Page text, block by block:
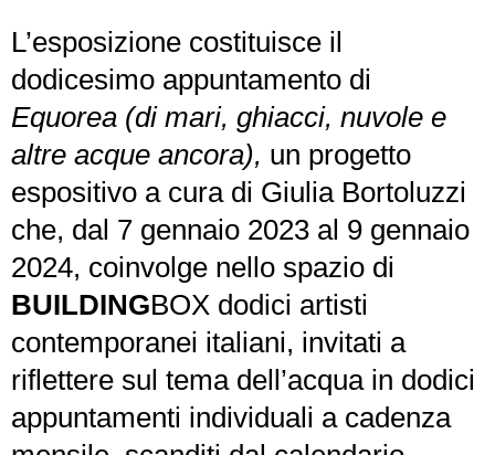
L’esposizione costituisce il
dodicesimo appuntamento di
Equorea (di mari, ghiacci, nuvole e
altre acque ancora), un progetto
espositivo a cura di Giulia Bortoluzzi
che, dal 7 gennaio 2023 al 9 gennaio
2024, coinvolge nello spazio di
BUILDINGBOX dodici artisti
contemporanei italiani, invitati a
riflettere sul tema dell’acqua in dodici
appuntamenti individuali a cadenza